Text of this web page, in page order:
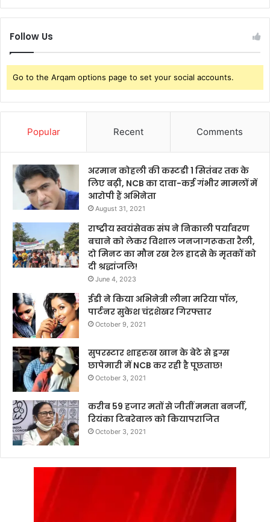
Follow Us
Go to the Arqam options page to set your social accounts.
Popular Recent Comments
अरमान कोहली की कस्टडी 1 सितंबर तक के
लिए बढ़ी, NCB का दावा-कई गंभीर मामलों में
आरोपी हैं अभिनेता
August 31, 2021
राष्ट्रीय स्वयंसेवक संघ ने निकाली पर्यावरण
बचाने को लेकर विशाल जनजागरूकता रैली,
दो मिनट का मौन रख रेल हादसे के मृतकों को
दी श्रद्धांजलि!
June 4, 2023
ईडी ने किया अभिनेत्री लीना मरिया पॉल,
पार्टनर सुकेश चंद्रशेखर गिरफ्तार
October 9, 2021
सुपरस्टार शाहरुख खान के बेटे से ड्रग्स
छापेमारी में NCB कर रही है पूछताछ!
October 3, 2021
करीब 59 हजार मतों से जीतीं ममता बनर्जी,
रियंका टिबरेवाल को कियापराजित
October 3, 2021